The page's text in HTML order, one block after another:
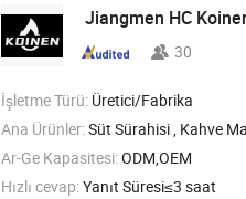
Jiangmen HC
30
İşletme Türü: Üretici/Fabrika
Ana Ürünler:Süt Sürahisi , Kahve Makinesi , Perkolatör , Bulaşık Rafı , Paslanmaz
Ar-Ge Kapasitesi:ODM,OEM
Hızlı cevap:Yanıt Süresi≤3 saat